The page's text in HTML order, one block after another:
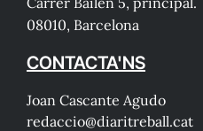
08010, Barcelona
CONTACTA'NS
Joan Cascante Agudo
redaccio@diaritreball.cat